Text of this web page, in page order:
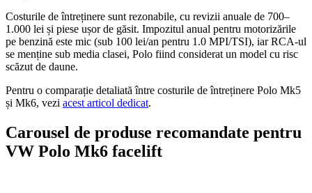
Costurile de întreținere sunt rezonabile, cu revizii anuale de 700–
1.000 lei și piese ușor de găsit. Impozitul anual pentru motorizările
pe benzină este mic (sub 100 lei/an pentru 1.0 MPI/TSI), iar RCA-ul
se menține sub media clasei, Polo fiind considerat un model cu risc
scăzut de daune.
Pentru o comparație detaliată între costurile de întreținere Polo Mk5
și Mk6, vezi acest articol dedicat.
Carousel de produse recomandate pentru
VW Polo Mk6 facelift